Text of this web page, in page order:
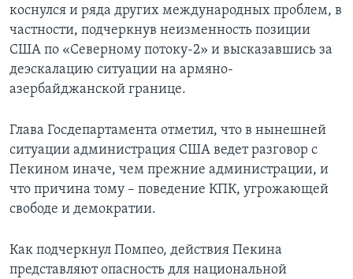
коснулся и ряда других международных проблем, в
частности, подчеркнув неизменность позиции
США по «Северному потоку-2» и высказавшись за
деэскалацию ситуации на армяно-
азербайджанской границе.
Глава Госдепартамента отметил, что в нынешней
ситуации администрация США ведет разговор с
Пекином иначе, чем прежние администрации, и
что причина тому – поведение КПК, угрожающей
свободе и демократии.
Как подчеркнул Помпео, действия Пекина
представляют опасность для национальной